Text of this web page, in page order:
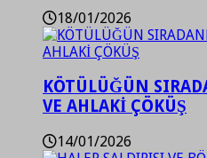
18/01/2026
KÖTÜLÜĞÜN
VE AHLAKİ ÇÖKÜŞ
14/01/2026